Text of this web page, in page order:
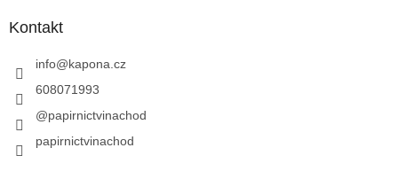
Kontakt
info@kapona.cz
608071993
@papirnictvinachod
papirnictvinachod